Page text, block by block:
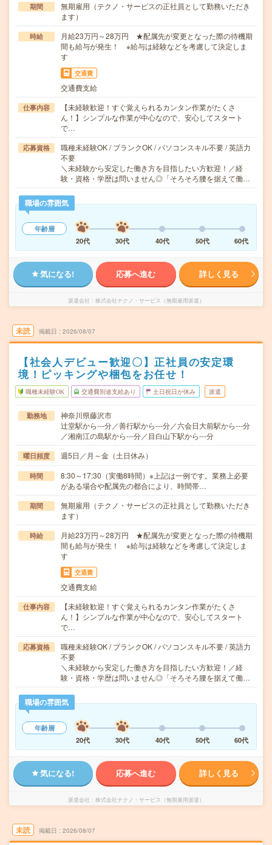
期間
無期雇用（テクノ・サービスの正社員として勤務いただき
ます）
時給
月給23万円～28万円 ★配属先が変更となった際の待機期
間も給与が発生！ ※給与は経験などを考慮して決定しま
す
交通費
交通費支給
仕事内容
【未経験歓迎！すぐ覚えられるカンタン作業がたくさ
ん！】シンプルな作業が中心なので、安心してスタート
で…
応募資格
職種未経験OK / ブランクOK / パソコンスキル不要 / 英語力
不要
＼未経験から安定した働き方を目指したい方歓迎！／経
験・資格・学歴は問いません◎「そろそろ腰を据えて働…
職場の雰囲気
年齢層
20代
30代 40代 50代 60代
気になる! 応募へ進む 詳しく見る
派遣会社 株式会社テクノ・サービス（無期雇用派遣）
未読 掲載日 2026/08/07
【社会人デビュー歓迎〇】正社員の安定環
境！ピッキングや梱包をお任せ！
職種未経験OK 交通費別途支給あり 土日祝日が休み 派遣
勤務地
神奈川県藤沢市
辻堂駅から---分／善行駅から---分／六会日大前駅から---分
／湘南江の島駅から---分／目白山下駅から---分
曜日頻度 週5日／月～金（土日休み）
時間
8:30～17:30（実働8時間）※上記は一例です。業務上必要
がある場合や配属先の都合により、時間帯…
期間
無期雇用（テクノ・サービスの正社員として勤務いただき
ます）
時給
月給23万円～28万円 ★配属先が変更となった際の待機期
間も給与が発生！ ※給与は経験などを考慮して決定しま
す
交通費
交通費支給
仕事内容
【未経験歓迎！すぐ覚えられるカンタン作業がたくさ
ん！】シンプルな作業が中心なので、安心してスタート
で…
応募資格
職種未経験OK / ブランクOK / パソコンスキル不要 / 英語力
不要
＼未経験から安定した働き方を目指したい方歓迎！／経
験・資格・学歴は問いません◎「そろそろ腰を据えて働…
職場の雰囲気
年齢層
20代
30代 40代 50代 60代
気になる! 応募へ進む 詳しく見る
派遣会社 株式会社テクノ・サービス（無期雇用派遣）
未読 掲載日 2026/08/07